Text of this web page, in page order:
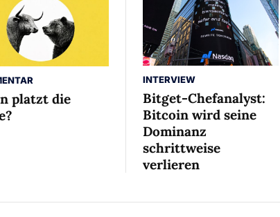
platzt die
INTERVIEW
Bitget-Chefanalyst:
Bitcoin wird seine
Dominanz
schrittweise
verlieren